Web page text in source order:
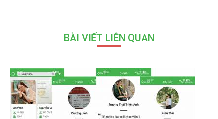
BÀI VIẾT LIÊN QUAN